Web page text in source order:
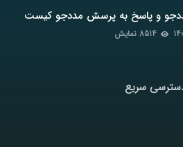
و پاسخ به پرسش مددجو کیست
8514 نمایش
سریع